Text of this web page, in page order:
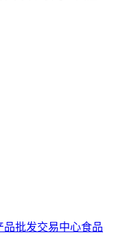
批发交易中心食品